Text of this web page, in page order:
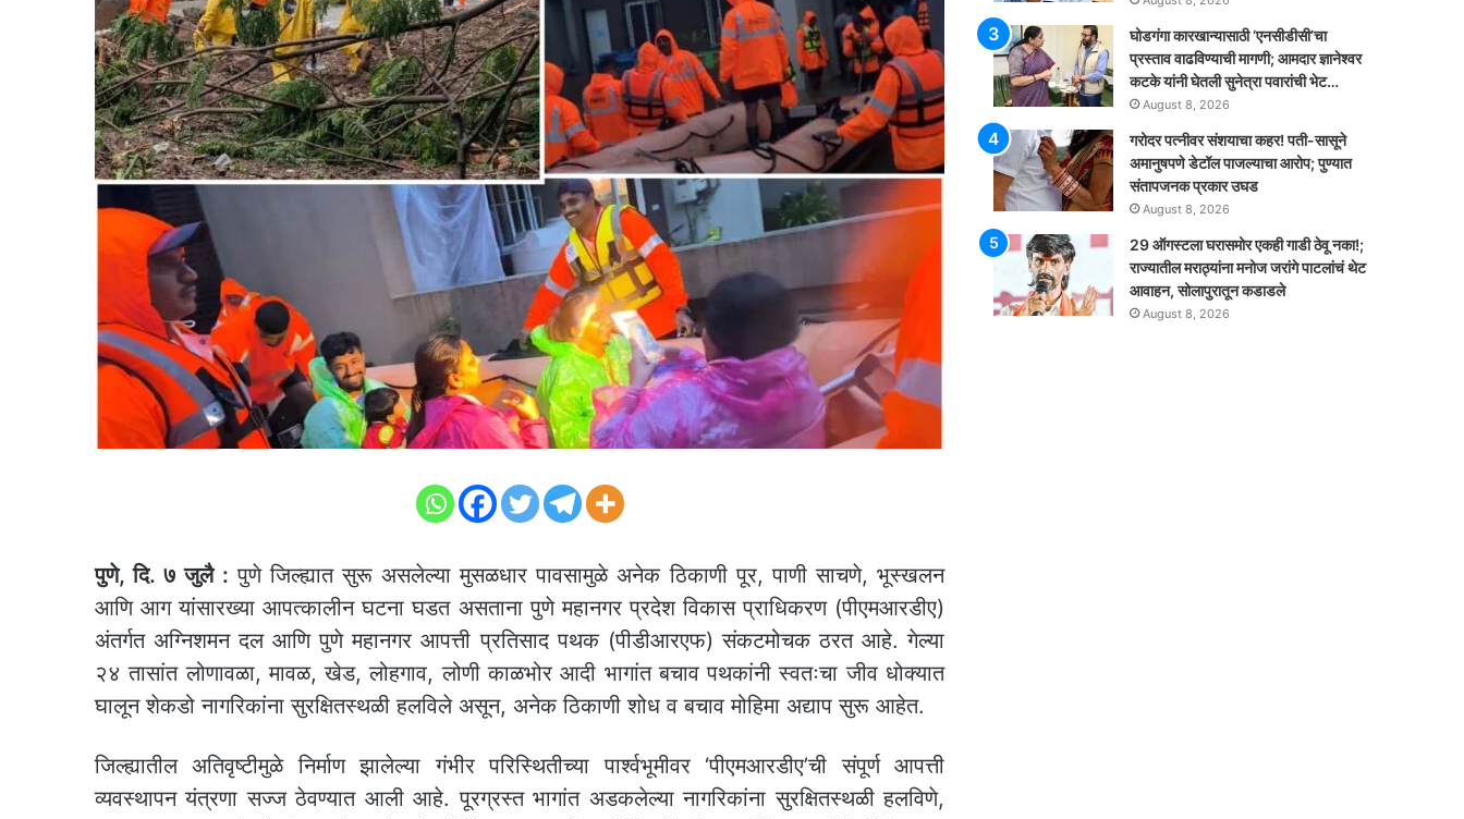
पुणे, दि. ७ जुलै : पुणे जिल्ह्यात सुरू असलेल्या मुसळधार पावसामुळे अनेक ठिकाणी पूर, पाणी साचणे, भूस्खलन
आणि आग यांसारख्या आपत्कालीन घटना घडत असताना पुणे महानगर प्रदेश विकास प्राधिकरण (पीएमआरडीए)
अंतर्गत अग्निशमन दल आणि पुणे महानगर आपत्ती प्रतिसाद पथक (पीडीआरएफ) संकटमोचक ठरत आहे. गेल्या
२४ तासांत लोणावळा, मावळ, खेड, लोहगाव, लोणी काळभोर आदी भागांत बचाव पथकांनी स्वतःचा जीव धोक्यात
घालून शेकडो नागरिकांना सुरक्षितस्थळी हलविले असून, अनेक ठिकाणी शोध व बचाव मोहिमा अद्याप सुरू आहेत.
जिल्ह्यातील अतिवृष्टीमुळे निर्माण झालेल्या गंभीर परिस्थितीच्या पार्श्वभूमीवर ‘पीएमआरडीए’ची संपूर्ण आपत्ती
व्यवस्थापन यंत्रणा सज्ज ठेवण्यात आली आहे. पूरग्रस्त भागांत अडकलेल्या नागरिकांना सुरक्षितस्थळी हलविणे,
घोडगंगा कारखान्यासाठी ‘एनसीडीसी’चा
प्रस्ताव वाढविण्याची मागणी; आमदार ज्ञानेश्वर
कटके यांनी घेतली सुनेत्रा पवारांची भेट…
August 8, 2026
गरोदर पत्नीवर संशयाचा कहर! पती-सासूने
अमानुषपणे डेटॉल पाजल्याचा आरोप; पुण्यात
संतापजनक प्रकार उघड
August 8, 2026
29 ऑगस्टला घरासमोर एकही गाडी ठेवू नका!;
राज्यातील मराठ्यांना मनोज जरांगे पाटलांचं थेट
आवाहन, सोलापुरातून कडाडले
August 8, 2026